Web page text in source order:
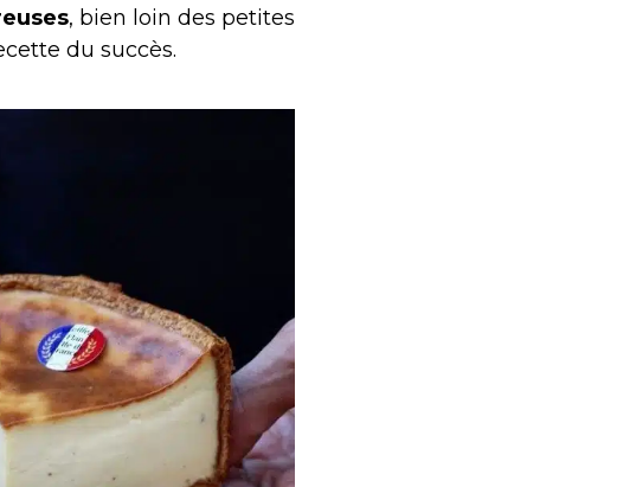
, bien loin des petites
du succès.